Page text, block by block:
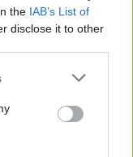
the IAB’s List of
disclose it to other
vėl
pasistato
- kur